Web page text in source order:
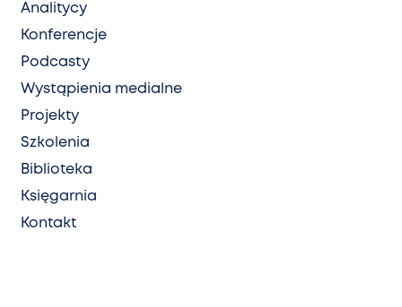
Analitycy
Konferencje
Podcasty
Wystąpienia medialne
Projekty
Szkolenia
Biblioteka
Księgarnia
Kontakt